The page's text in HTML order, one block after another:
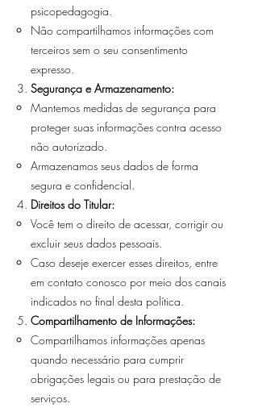
psicopedagogia.
Não compartilhamos informações com
terceiros sem o seu consentimento
expresso.
Segurança e Armazenamento:
Mantemos medidas de segurança para
proteger suas informações contra acesso
não autorizado.
Armazenamos seus dados de forma
segura e confidencial.
Direitos do Titular:
Você tem o direito de acessar, corrigir ou
excluir seus dados pessoais.
Caso deseje exercer esses direitos, entre
em contato conosco por meio dos canais
indicados no final desta política.
Compartilhamento de Informações:
Compartilhamos informações apenas
quando necessário para cumprir
obrigações legais ou para prestação de
serviços.